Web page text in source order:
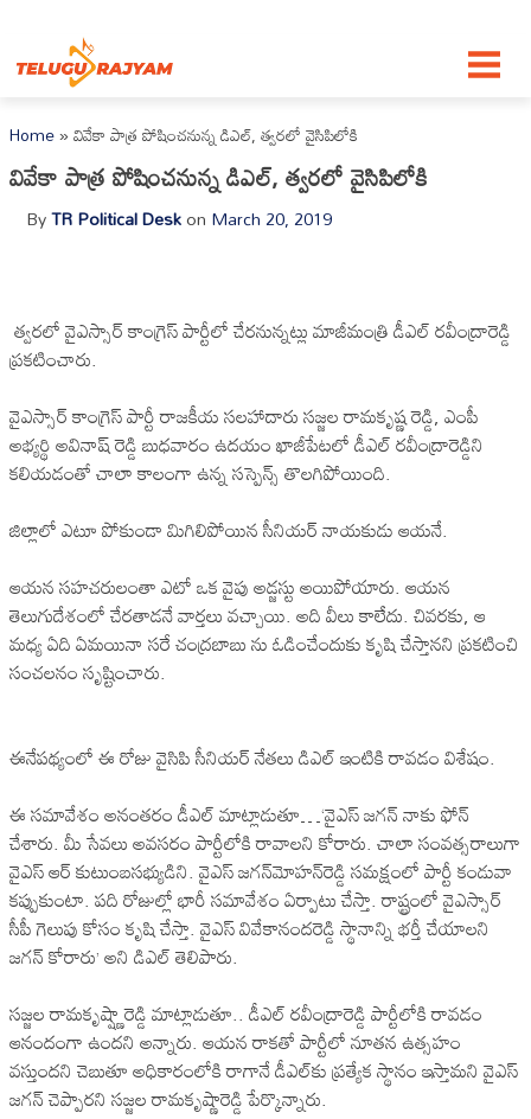
Home»వివేకా పాత్ర పోషించనున్న డిఎల్, త్వరలో వైసిపిలోకి
వివేకా పాత్ర పోషించనున్న డిఎల్, త్వరలో వైసిపిలోకి
ByTR Political Deskon March 20, 2019
త్వరలో వైఎస్సార్ కాంగ్రెస్ పార్టీలో చేరనున్నట్లు మాజీమంత్రి డీఎల్‌ రవీంద్రారెడ్డి
ప్రకటించారు.
వైఎస్సార్ కాంగ్రెస్ పార్టీ రాజకీయ సలహాదారు సజ్జల రామకృష్ణ రెడ్డి, ఎంపీ
అభ్యర్థి అవినాష్ రెడ్డి బుధవారం ఉదయం ఖాజీపేటలో డీఎల్‌ రవీంద్రారెడ్డిని
కలియడంతో చాలా కాలంగా ఉన్న సస్పెన్స్ తొలగిపోయింది.
జిల్లాలో ఎటూ పోకుండా మిగిలిపోయిన సీనియర్ నాయకుడు ఆయనే.
ఆయన సహచరులంతా ఎటో ఒక వైపు అడ్జస్టు అయిపోయారు. ఆయన
తెలుగుదేశంలో చేరతాడనే వార్తలు వచ్చాయి. అది వీలు కాలేదు. చివరకు, ఆ
మధ్య ఏది ఏమయినా సరే చంద్రబాబు ను ఓడించేందుకు కృషి చేస్తానని ప్రకటించి
సంచలనం సృష్టించారు.
ఈనేపథ్యంలో ఈ రోజు వైసిపి సీనియర్ నేతలు డిఎల్ ఇంటికి రావడం విశేషం.
ఈ సమావేశం అనంతరం డీఎల్‌ మాట్లాడుతూ…‘వైఎస్‌ జగన్ నాకు ఫోన్‌
చేశారు. మీ సేవలు అవసరం పార్టీలోకి రావాలని కోరారు. చాలా సంవత్సరాలుగా
వైఎస్‌ ఆర్‌ కుటుంబసభ్యుడిని. వైఎస్‌ జగన్‌మోహన్‌రెడ్డి సమక్షంలో పార్టీ కండువా
కప్పుకుంటా. పది రోజుల్లో భారీ సమావేశం ఏర్పాటు చేస్తా. రాష్ట్రంలో వైఎస్సార్‌
సీపీ గెలుపు కోసం కృషి చేస్తా. వైఎస్‌ వివేకానందరెడ్డి స్థానాన్ని భర్తీ చేయాలని
జగన్‌ కోరారు’ అని డిఎల్ తెలిపారు.
సజ్జల రామకృష్ష్ణారెడ్డి మాట్లాడుతూ.. డీఎల్‌ రవీంద్రారెడ్డి పార్టీలోకి రావడం
ఆనందంగా ఉందని అన్నారు. ఆయన రాకతో పార్టీలో నూతన ఉత్సహం
వస్తుందని చెబుతూ అధికారంలోకి రాగానే డీఎల్‌కు ప్రత్యేక స్థానం ఇస్తామని వైఎస్‌
జగన్ చెప్పారని సజ్జల రామకృష్ణారెడ్డి పేర్కొన‍్నారు.